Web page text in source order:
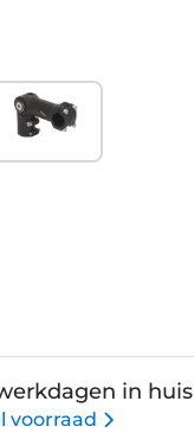
in huis
voorraad